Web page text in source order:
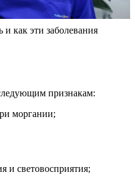
как эти заболевания
признакам:
моргании;
и световосприятия;